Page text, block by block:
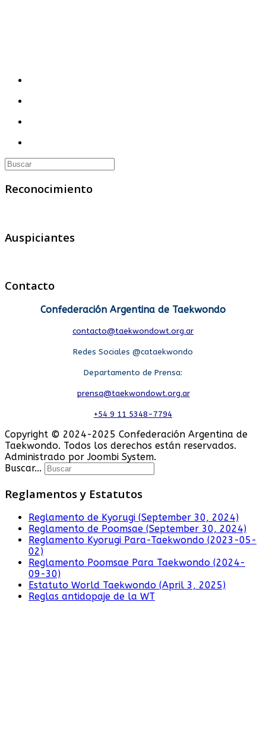
Reconocimiento
Auspiciantes
Contacto
Confederación Argentina de Taekwondo
contacto@taekwondowt.org.ar
Redes Sociales @cataekwondo
Departamento de Prensa:
prensa@taekwondowt.org.ar
+54 9 11 5348-7794
Copyright © 2024-2025 Confederación Argentina de
Taekwondo. Todos los derechos están reservados.
Administrado por Joombi System.
Buscar...
Reglamentos y Estatutos
Reglamento de Kyorugi (September 30, 2024)
Reglamento de Poomsae (September 30, 2024)
Reglamento Kyorugi Para-Taekwondo (2023-05-
02)
Reglamento Poomsae Para Taekwondo (2024-
09-30)
Estatuto World Taekwondo (April 3, 2025)
Reglas antidopaje de la WT